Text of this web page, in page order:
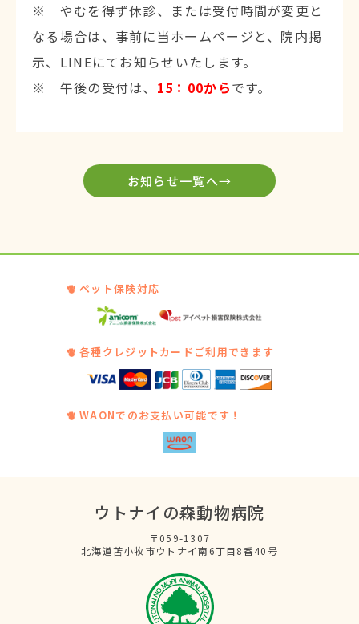
※ やむを得ず休診、または受付時間が変更と
なる場合は、事前に当ホームページと、院内掲
示、LINEにてお知らせいたします。
※ 午後の受付は、 15：00からです。
お知らせ一覧へ→
ペット保険対応
各種クレジットカードご利用できます
WAONでのお支払い可能です！
ウトナイの森動物病院
〒059-1307
北海道苫小牧市ウトナイ南6丁目8番40号